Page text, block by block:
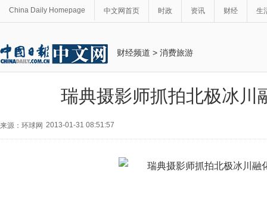
China Daily Homepage 中文网首页 时政 资讯 财经 生
财经频道 > 消费旅游
瑞典摄影师抓拍北极冰川
来源：环球网 2013-01-31 08:51:57